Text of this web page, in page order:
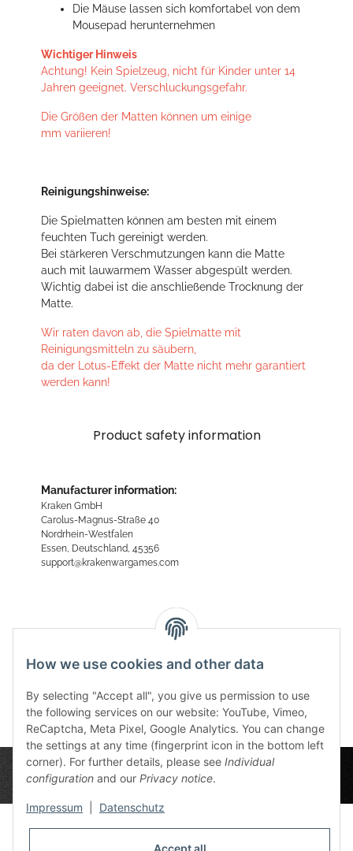
Die Mäuse lassen sich komfortabel von dem
Mousepad herunternehmen
Wichtiger Hinweis
Achtung! Kein Spielzeug, nicht für Kinder unter 14
Jahren geeignet. Verschluckungsgefahr.
Die Größen der Matten können um einige
mm variieren!
Reinigungshinweise:
Die Spielmatten können am besten mit einem
feuchten Tuch gereinigt werden.
Bei stärkeren Verschmutzungen kann die Matte
auch mit lauwarmem Wasser abgespült werden.
Wichtig dabei ist die anschließende Trocknung der
Matte.
Wir raten davon ab, die Spielmatte mit
Reinigungsmitteln zu säubern,
da der Lotus-Effekt der Matte nicht mehr garantiert
werden kann!
Product safety information
Manufacturer information:
Kraken GmbH
Carolus-Magnus-Straße 40
Nordrhein-Westfalen
Essen, Deutschland, 45356
support@krakenwargames.com
How we use cookies and other data
By selecting "Accept all", you give us permission to use
the following services on our website: YouTube, Vimeo,
ReCaptcha, Meta Pixel, Google Analytics. You can change
the settings at any time (fingerprint icon in the bottom left
corner). For further details, please see Individual
configuration and our Privacy notice.
Impressum Datenschutz
Accept all